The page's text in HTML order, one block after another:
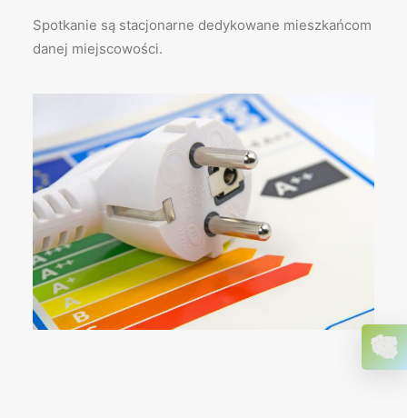
Spotkanie są stacjonarne dedykowane mieszkańcom
danej miejscowości.